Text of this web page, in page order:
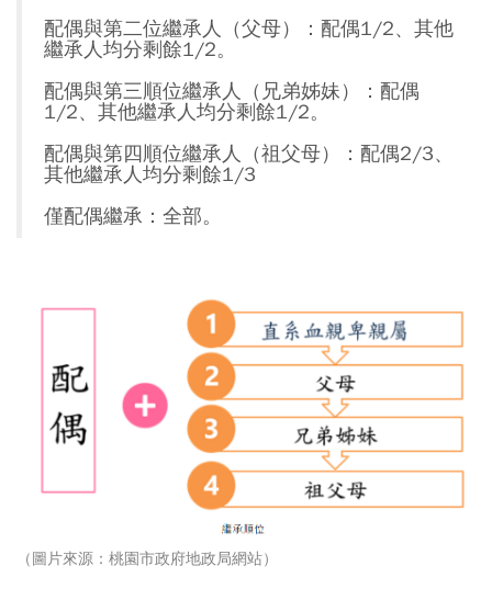
配偶與第二位繼承人（父母）：配偶1/2、其他
繼承人均分剩餘1/2。
配偶與第三順位繼承人（兄弟姊妹）：配偶
1/2、其他繼承人均分剩餘1/2。
配偶與第四順位繼承人（祖父母）：配偶2/3、
其他繼承人均分剩餘1/3
僅配偶繼承：全部。
（圖片來源：桃園市政府地政局網站）